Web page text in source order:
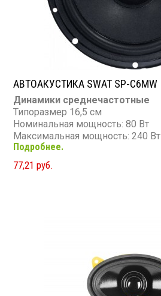
АВТОАКУСТИКА SWAT SP-C6MW
Динамики среднечастотные
Типоразмер 16,5 см
Номинальная мощность: 80 Вт
Максимальная мощность: 240 Вт
Сопротивление: 4 Ом
Подробнее.
77,21 руб.